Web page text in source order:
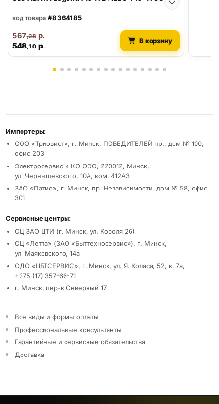
код товара #8364185
548,10 р.
567,28р.
В корзину
Реквизиты и условия
Импортеры:
ООО «Триовист», г. Минск, ПОБЕДИТЕЛЕЙ пр., дом № 100,
офис 203
Электросервис и КО ООО, 220012, Минск,
ул. Чернышевского, 10А, ком. 412А3
ЗАО «Патио», г. Минск, пр. Независимости, дом № 58, офис
301
Сервисные центры:
СЦ ЗАО ЦТИ (г. Минск, ул. Короля 26)
СЦ «Летта» (ЗАО «Быттехносервис»), г. Минск,
ул. Маяковского, 14а
ОДО «ЦБТСЕРВИС», г. Минск, ул. Я. Коласа, 52, к. 7а,
+375 (17) 357-66-71
г. Минск, пер-к Северный 17
Все виды и формы оплаты
Профессиональные консультанты
Гарантийные и сервисные обязательства
Доставка